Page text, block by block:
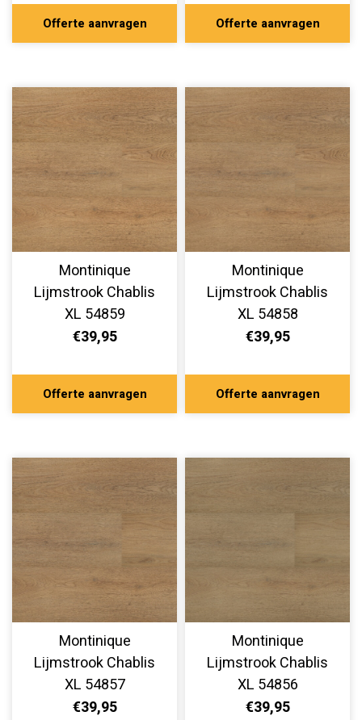
Offerte aanvragen Offerte aanvragen
Montinique
Lijmstrook Chablis
XL 54859
€39,95
Offerte aanvragen
Montinique
Lijmstrook Chablis
XL 54858
€39,95
Offerte aanvragen
Montinique
Lijmstrook Chablis
XL 54857
€39,95
Montinique
Lijmstrook Chablis
XL 54856
€39,95